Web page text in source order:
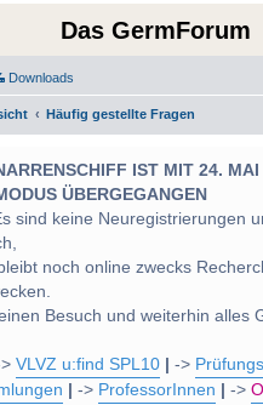
Das GermForum
Downloads
Häufig gestellte Fragen
IST MIT 24. MAI
ÜBERGEGANGEN
sind keine Neuregistrierungen
noch online zwecks
Besuch und weiterhin alles
>VLVZ u:find SPL10 ->
-> ProfessorInnen ->